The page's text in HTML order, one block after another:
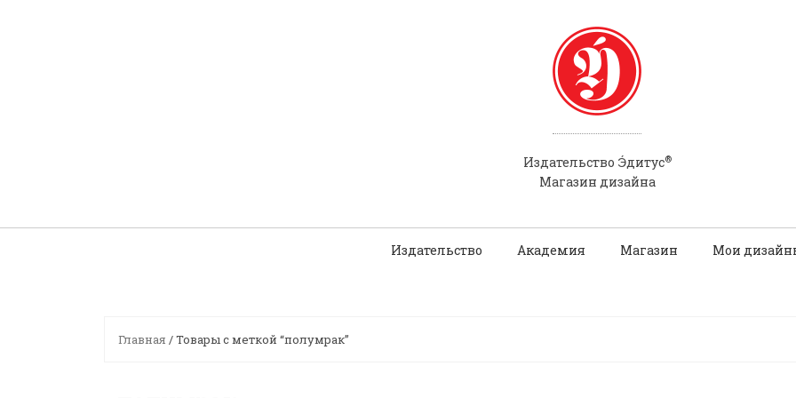
Издательство Э́дитус®
Магазин дизайна
Издательство Академия Магазин Мои
Главная / Товары с меткой “полумрак”